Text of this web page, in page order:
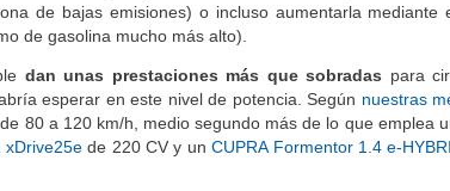
de bajas emisiones) o incluso aumentarla mediante
de gasolina mucho más alto).
dan unas prestaciones más que sobradas para
esperar en este nivel de potencia. Según nuestras
80 a 120 km/h, medio segundo más de lo que emplea
xDrive25ede 220 CV y unCUPRA Formentor 1.4 e-